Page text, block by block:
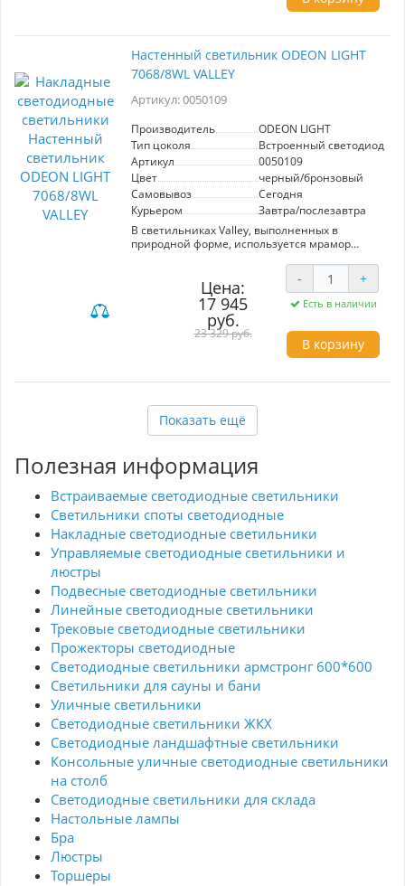
может быть повернут наверх.Угол
90/350°.
Настенный светильник ODEON LIGHT
7068/8WL VALLEY
Артикул: 0050109
Производитель
ODEON LIGHT
Тип цоколя
Встроенный светодиод
Артикул
0050109
Цвет
черный/бронзовый
Самовывоз
Сегодня
Курьером
Завтра/послезавтра
В светильниках Valley, выполненных в
природной форме, используется мрамор
могут варьироваться от темно-зеленого до
светлого с прожилками от белого цвета до
коричневого. В комплект входит съемный
декорна магните в виде улитки из настоящей
Цена:
17 945
руб.
23 329 руб.
- +
Есть в наличии
В корзину
Показать ещё
Полезная информация
Встраиваемые светодиодные светильники
Светильники споты светодиодные
Накладные светодиодные светильники
Управляемые светодиодные светильники и
люстры
Подвесные светодиодные светильники
Линейные светодиодные светильники
Трековые светодиодные светильники
Прожекторы светодиодные
Светодиодные светильники армстронг 600*600
Светильники для сауны и бани
Уличные светильники
Светодиодные светильники ЖКХ
Светодиодные ландшафтные светильники
Консольные уличные светодиодные светильники
на столб
Светодиодные светильники для склада
Настольные лампы
Бра
Люстры
Торшеры